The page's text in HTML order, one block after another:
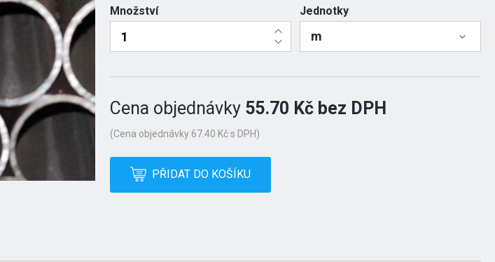
Množství Jednotky
m
Cena objednávky 55.70 Kč bez DPH
(Cena objednávky 67.40 Kč s DPH)
PŘIDAT DO KOŠÍKU